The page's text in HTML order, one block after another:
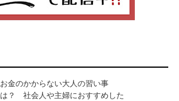
お金のかからない大人の習い事
は？ 社会人や主婦におすすめした